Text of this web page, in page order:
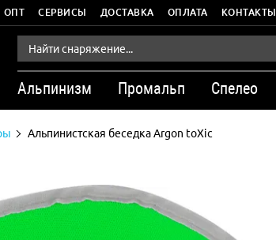
ОПТ СЕРВИСЫ ДОСТАВКА ОПЛАТА КОНТАКТЫ
Альпинизм Промальп Спелео
Альпинистская беседка Argon toXic